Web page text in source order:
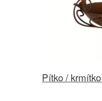
Pítko /